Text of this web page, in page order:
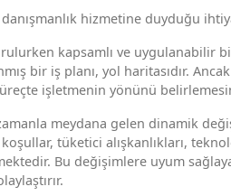
danışmanlık hizmetine duyduğu
kapsamlı ve uygulanabilir
bir iş planı, yol haritasıdır.
işletmenin yönünü
meydana gelen dinamik
tüketici alışkanlıkları,
Bu değişimlere uyum